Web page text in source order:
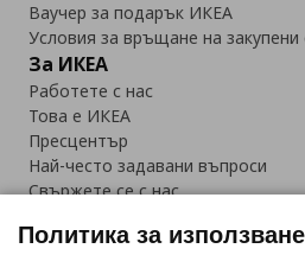
Ваучер за подарък ИКЕА
Условия за връщане на закупени
За ИКЕА
Работете с нас
Това е ИКЕА
Пресцентър
Най-често задавани въпроси
Свържете се с нас
Политика за